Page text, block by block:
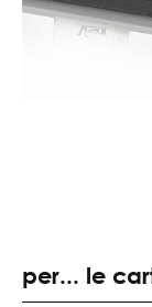
per... le